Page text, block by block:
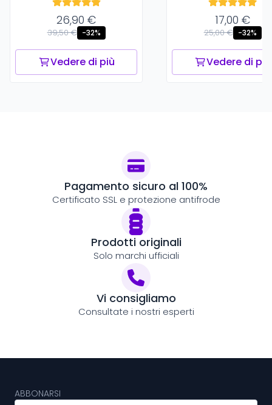
26,90 €
39,50 € -32%
Vedere di più
17,00 €
25,00 € -32%
Vedere di più
Pagamento sicuro al 100%
Certificato SSL e protezione antifrode
Prodotti originali
Solo marchi ufficiali
Vi consigliamo
Consultate i nostri esperti
ABBONARSI